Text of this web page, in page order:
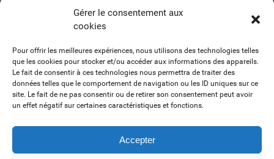
Gérer le consentement aux
cookies
Pour offrir les meilleures expériences, nous utilisons des technologies telles
que les cookies pour stocker et/ou accéder aux informations des appareils.
Le fait de consentir à ces technologies nous permettra de traiter des
données telles que le comportement de navigation ou les ID uniques sur ce
site. Le fait de ne pas consentir ou de retirer son consentement peut avoir
un effet négatif sur certaines caractéristiques et fonctions.
Accepter
1, 2, 3... Buzzez !
Découvrez nos kits communication